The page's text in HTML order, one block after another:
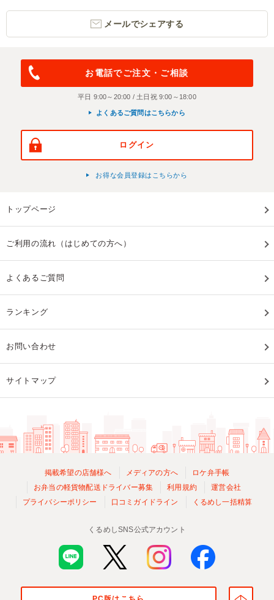
メールでシェアする
お電話でご注文・ご相談
平日 9:00～20:00 / 土日祝 9:00～18:00
よくあるご質問はこちらから
ログイン
お得な会員登録はこちらから
トップページ
ご利用の流れ（はじめての方へ）
よくあるご質問
ランキング
お問い合わせ
サイトマップ
掲載希望の店舗様へ メディアの方へ
ロケ弁手帳
お弁当の軽貨物配送ドライバー募集
利用規約
運営会社
プライバシーポリシー
口コミガイドライン くるめし一括精算
くるめしSNS公式アカウント